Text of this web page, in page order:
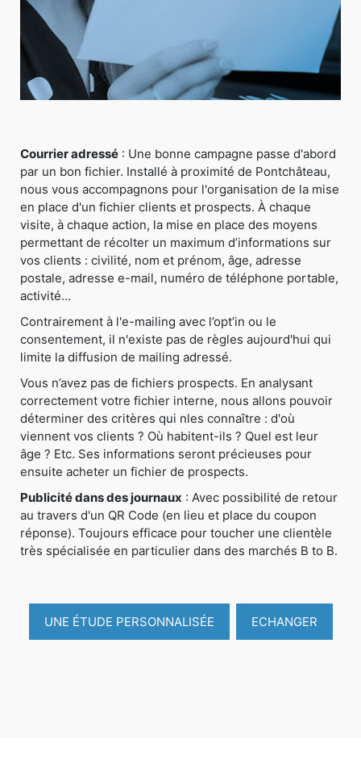
Courrier adressé : Une bonne campagne passe d'abord
par un bon fichier. Installé à proximité de Pontchâteau,
nous vous accompagnons pour l'organisation de la mise
en place d'un fichier clients et prospects. À chaque
visite, à chaque action, la mise en place des moyens
permettant de récolter un maximum d’informations sur
vos clients : civilité, nom et prénom, âge, adresse
postale, adresse e-mail, numéro de téléphone portable,
activité…
Contrairement à l'e-mailing avec l’opt’in ou le
consentement, il n'existe pas de règles aujourd'hui qui
limite la diffusion de mailing adressé.
Vous n’avez pas de fichiers prospects. En analysant
correctement votre fichier interne, nous allons pouvoir
déterminer des critères qui nles connaître : d'où
viennent vos clients ? Où habitent-ils ? Quel est leur
âge ? Etc. Ses informations seront précieuses pour
ensuite acheter un fichier de prospects.
Publicité dans des journaux : Avec possibilité de retour
au travers d'un QR Code (en lieu et place du coupon
réponse). Toujours efficace pour toucher une clientèle
très spécialisée en particulier dans des marchés B to B.
UNE ÉTUDE PERSONNALISÉE ECHANGER